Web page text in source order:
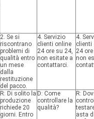
2. Se si
riscontrano
problemi di
qualità entro
un mese
dalla
restituzione
del pacco.
4. Servizio
clienti online
24 ore su 24,
non esitate a
contattarci.
4.
clienti
24
non
R: Di solito la
produzione
richiede 20
giorni. Entro
D: Come
controllare la
qualità?
R:
asta